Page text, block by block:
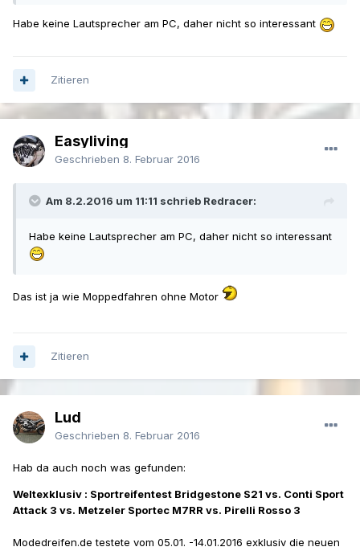
Habe keine Lautsprecher am PC, daher nicht so interessant
Zitieren
Easyliving
Geschrieben 8. Februar 2016
Am 8.2.2016 um 11:11 schrieb Redracer:
Habe keine Lautsprecher am PC, daher nicht so interessant
Das ist ja wie Moppedfahren ohne Motor
Zitieren
Lud
Geschrieben 8. Februar 2016
Hab da auch noch was gefunden:
Weltexklusiv : Sportreifentest Bridgestone S21 vs. Conti Sport
Attack 3 vs. Metzeler Sportec M7RR vs. Pirelli Rosso 3
Modedreifen.de testete vom 05.01. -14.01.2016 exklusiv die neuen